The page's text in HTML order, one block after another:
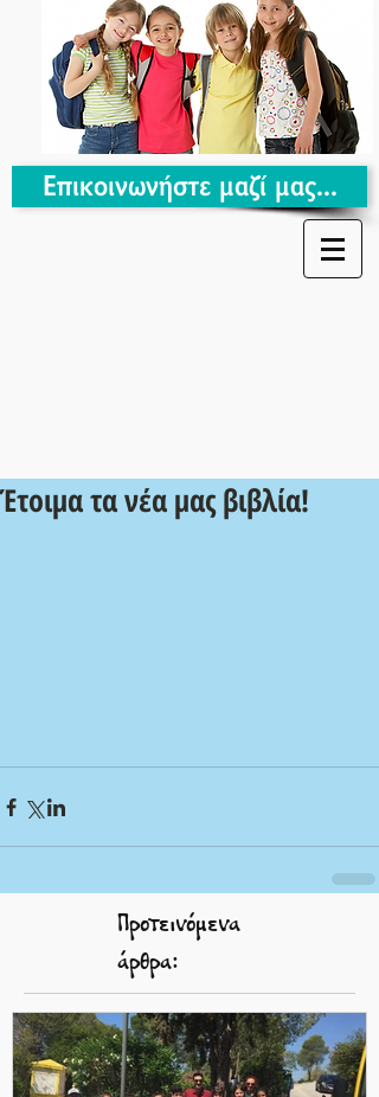
Επικοινωνήστε μαζί μας...
Έτοιμα τα νέα μας βιβλία!
Προτεινόμενα
άρθρα: